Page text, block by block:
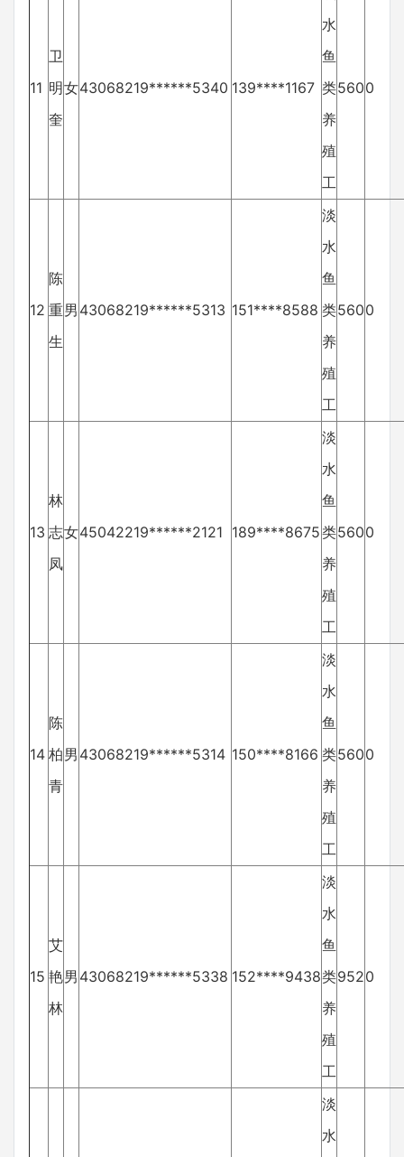
11
卫
明
奎
女43068219******5340 139****1167
水
鱼
类
养
殖
工
5600
12
陈
重
生
男 43068219******5313 151****8588
淡
水
鱼
类
养
殖
工
5600
13
林
志
凤
女45042219******2121 189****8675
淡
水
鱼
类
养
殖
工
5600
14
陈
柏
青
男 43068219******5314 150****8166
淡
水
鱼
类
养
殖
工
5600
15
艾
艳
林
男 43068219******5338 152****9438
淡
水
鱼
类
养
殖
工
9520
淡
水